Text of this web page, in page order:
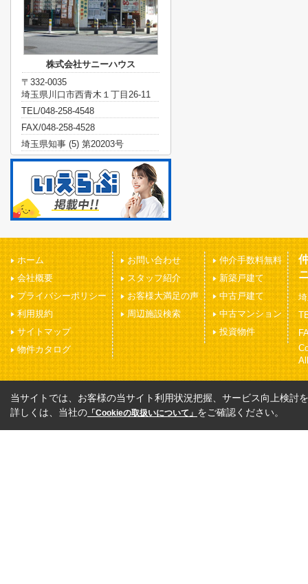
株式会社サニーハウス
〒332-0035
埼玉県川口市西青木１丁目26-11
TEL/048-258-4548
FAX/048-258-4528
埼玉県知事 (5) 第20203号
ホーム
会社概要
プライバシーポリシー
利用規約
サイトマップ
物件カタログ
お問い合わせ
スタッフ紹介
お客様大満足の声
周辺施設検索
仲介手数料無料
新築戸建て
中古戸建て
中古マンション
投資物件
当サイトでは、お客様の当サイト利用状況把握、サービス向上検討
詳しくは、当社の 「Cookieの取扱いについて」 をご確認ください。